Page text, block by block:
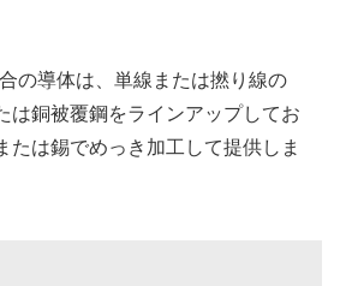
の導体は、単線または撚り線の
は銅被覆鋼をラインアップしてお
たは錫でめっき加工して提供しま